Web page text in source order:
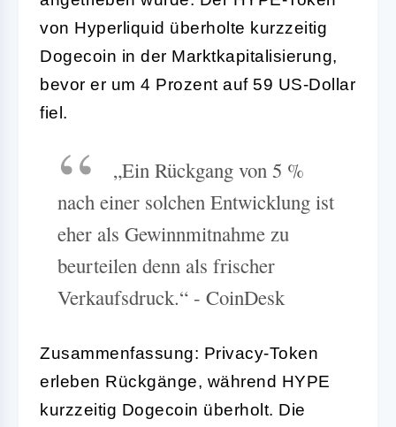
von Hyperliquid überholte kurzzeitig
Dogecoin in der Marktkapitalisierung,
bevor er um 4 Prozent auf 59 US-Dollar
fiel.
„Ein Rückgang von 5 %
nach einer solchen Entwicklung ist
eher als Gewinnmitnahme zu
beurteilen denn als frischer
Verkaufsdruck.“ - CoinDesk
Zusammenfassung: Privacy-Token
erleben Rückgänge, während HYPE
kurzzeitig Dogecoin überholt. Die